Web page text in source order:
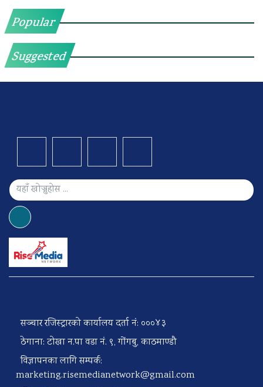
Popular
Suggested
सञ्चार रजिस्ट्रारको कार्यालय दर्ता नं: ०००४३
ठेगाना: टोखा न.पा वडा नं. ९, गोंगबु, काठमाण्डौ
विज्ञापनका लागि सम्पर्क:
marketing.risemedianetwork@gmail.com